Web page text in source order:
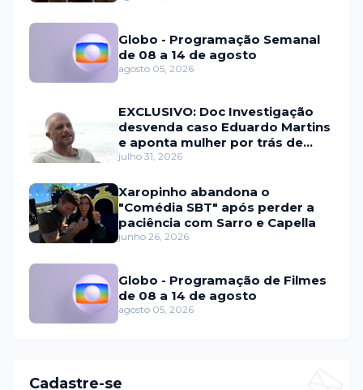
Globo - Programação Semanal
de 08 a 14 de agosto
agosto 05, 2026
EXCLUSIVO: Doc Investigação
desvenda caso Eduardo Martins
e aponta mulher por trás de
fraude internacional
julho 31, 2026
Xaropinho abandona o
"Comédia SBT" após perder a
paciência com Sarro e Capella
junho 26, 2026
Globo - Programação de Filmes
de 08 a 14 de agosto
agosto 05, 2026
Cadastre-se